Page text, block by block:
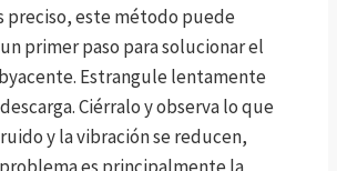
preciso, este método puede
primer paso para solucionar el
Estrangule lentamente
Ciérralo y observa lo que
y la vibración se reducen,